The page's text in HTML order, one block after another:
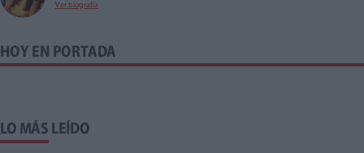
Ver biografía
HOY EN PORTADA
LO MÁS LEÍDO